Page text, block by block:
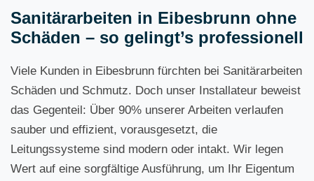
Sanitärarbeiten in Eibesbrunn ohne
Schäden – so gelingt’s professionell
Viele Kunden in Eibesbrunn fürchten bei Sanitärarbeiten
Schäden und Schmutz. Doch unser Installateur beweist
das Gegenteil: Über 90% unserer Arbeiten verlaufen
sauber und effizient, vorausgesetzt, die
Leitungssysteme sind modern oder intakt. Wir legen
Wert auf eine sorgfältige Ausführung, um Ihr Eigentum